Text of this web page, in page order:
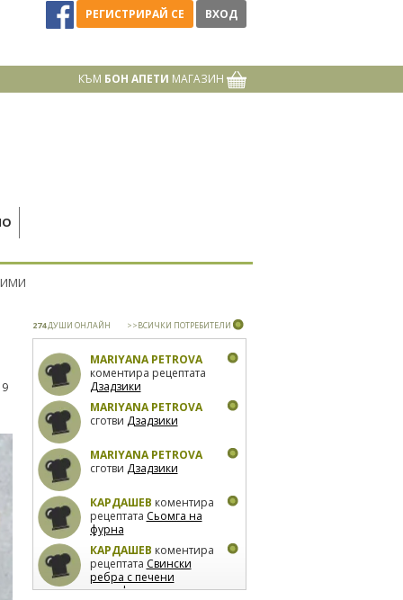
РЕГИСТРИРАЙ СЕ ВХОД
КЪМ БОН АПЕТИ МАГАЗИН
274ДУШИ ОНЛАЙН >>ВСИЧКИ ПОТРЕБИТЕЛИ
MARIYANA PETROVA
коментира рецептата
Дзадзики
MARIYANA PETROVA
сготви Дзадзики
MARIYANA PETROVA
сготви Дзадзики
КАРДАШЕВ коментира
рецептата Сьомга на
фурна
КАРДАШЕВ коментира
рецептата Свински
ребра с печени
картофи